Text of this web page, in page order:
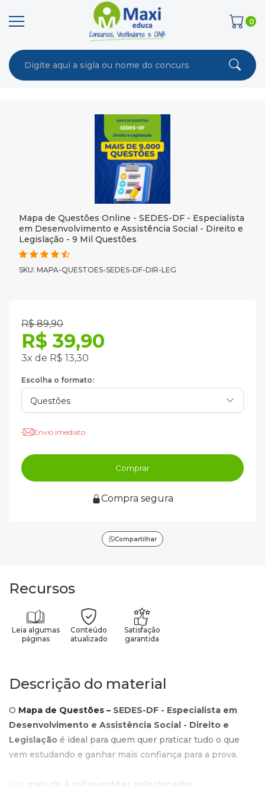
0
Mapa de Questões Online - SEDES-DF - Especialista
em Desenvolvimento e Assistência Social - Direito e
Legislação - 9 Mil Questões
SKU: MAPA-QUESTOES-SEDES-DF-DIR-LEG
R$ 89,90
R$ 39,90
3x de R$ 13,30
Escolha o formato:
Envio imediato
Comprar
Compra segura
Compartilhar
Recursos
Leia algumas
páginas
Conteúdo
atualizado
Satisfação
garantida
Descrição do material
O Mapa de Questões – SEDES-DF - Especialista em
Desenvolvimento e Assistência Social - Direito e
Legislação é ideal para quem quer praticar tudo o que
vem estudando e ganhar mais confiança para a prova.
mais de 4 mil questões selecionadas